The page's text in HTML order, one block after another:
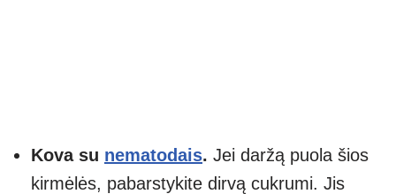
Kova su nematodais. Jei daržą puola šios
kirmėlės, pabarstykite dirvą cukrumi. Jis